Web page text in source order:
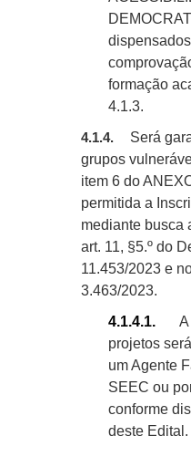
formação
4.1.3.
4.1.4.
Será
grupos
item6 do
permitida a
mediante busca
art. 11, §5.º do
11.453/2023 e
3.463/2023.
4.1.4.1.
projetos
um Agente
SEEC ou
conforme
deste Edital.